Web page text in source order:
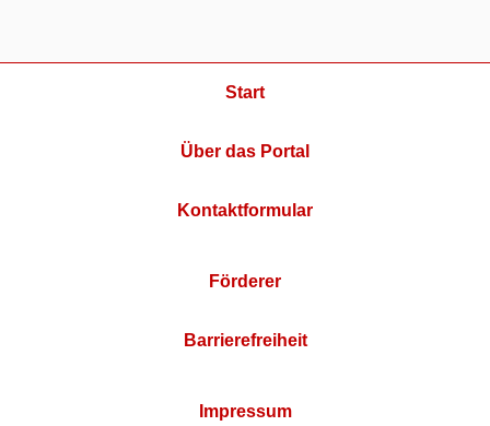
Start
Über das Portal
Kontaktformular
Förderer
Barrierefreiheit
Impressum